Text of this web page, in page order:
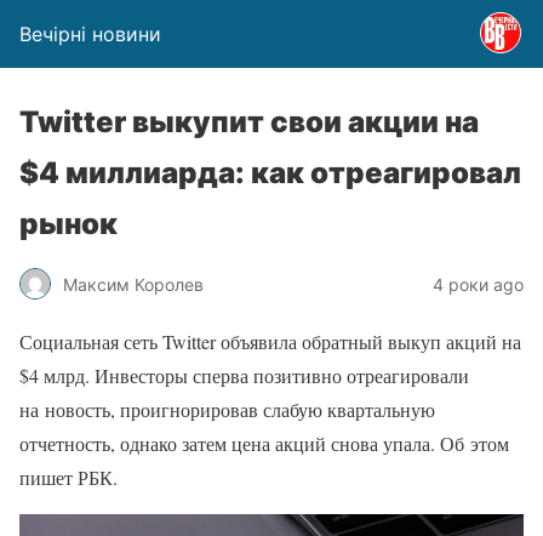
Вечірні новини
Twitter выкупит свои акции на
$4 миллиарда: как отреагировал
рынок
Максим Королев 4 роки ago
Социальная сеть Twitter объявила обратный выкуп акций на
$4 млрд. Инвесторы сперва позитивно отреагировали
на новость, проигнорировав слабую квартальную
отчетность, однако затем цена акций снова упала. Об этом
пишет РБК.